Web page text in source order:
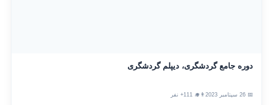
دوره جامع گردشگری، دیپلم گردشگری
👨‍🎓 111+ نفر